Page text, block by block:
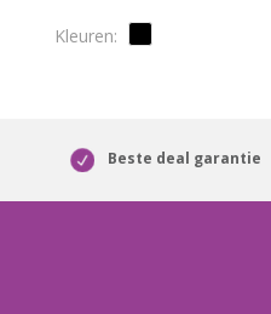
Beste deal garantie